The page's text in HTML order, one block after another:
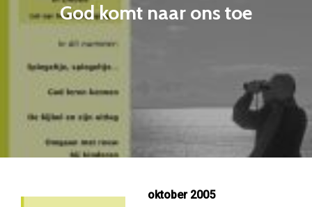
God komt naar ons toe
oktober 2005